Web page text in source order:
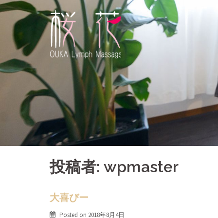
Skip
content
投稿者: wpmaster
大喜びー
Posted on 2018年8月4日